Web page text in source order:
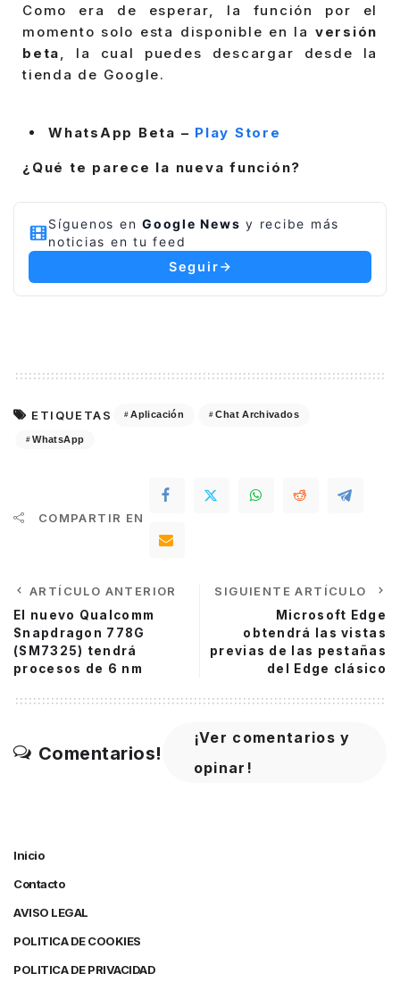
Como era de esperar, la función por el
momento solo esta disponible en la versión
beta, la cual puedes descargar desde la
tienda de Google.
WhatsApp Beta – Play Store
¿Qué te parece la nueva función?
Síguenos en Google News y recibe más
noticias en tu feed
Seguir
ETIQUETAS Aplicación Chat Archivados
WhatsApp
COMPARTIR EN
ARTÍCULO ANTERIOR
El nuevo Qualcomm
Snapdragon 778G
(SM7325) tendrá
procesos de 6 nm
SIGUIENTE ARTÍCULO
Microsoft Edge
obtendrá las vistas
previas de las pestañas
del Edge clásico
Comentarios!
¡Ver comentarios y
opinar!
Inicio
Contacto
AVISO LEGAL
POLITICA DE COOKIES
POLITICA DE PRIVACIDAD